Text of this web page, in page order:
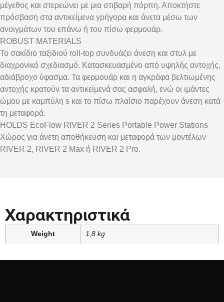
μέγεθος και στερεώνει με μια στιβαρή πόρπη. Αποκτήστε
πρόσβαση στα αντικείμενα γρήγορα και άνετα μέσω των
ανοιγμάτων του επάνω ή του πίσω φερμουάρ.
ROBUST MATERIALS
Το σακίδιο ταξιδιού roll-top συνδυάζει άνεση και στυλ με
διαχρονικό σχεδιασμό. Κατασκευασμένο από υψηλής αντοχής,
αδιάβροχο ύφασμα. Τα φερμουάρ και η αγκράφα βελτιωμένης
αντοχής κρατούν τα αντικείμενά σας ασφαλή, ενώ οι ιμάντες
ώμου με καμπύλη s και το πίσω πλαίσιο παρέχουν άνεση κατά
τη μεταφορά.
HOLDS EcoFlow RIVER 2 Series Portable Power Stations
Χώρος για άνετη αποθήκευση και μεταφορά των μοντέλων
RIVER 2, RIVER 2 Max ή RIVER 2 Pro.
Χαρακτηριστικά
Weight 1,8 kg